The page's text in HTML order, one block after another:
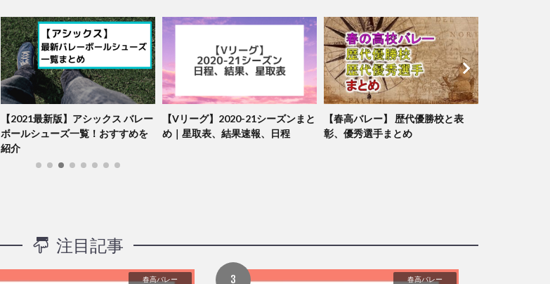
【2021最新版】アシックス バレー
ボールシューズ一覧！おすすめを
紹介
【Vリーグ】2020-21シーズンまと
め｜星取表、結果速報、日程
【春高バレー】 歴代優勝校と表
彰、優秀選手まとめ
注目記事
春高バレー 春高バレー